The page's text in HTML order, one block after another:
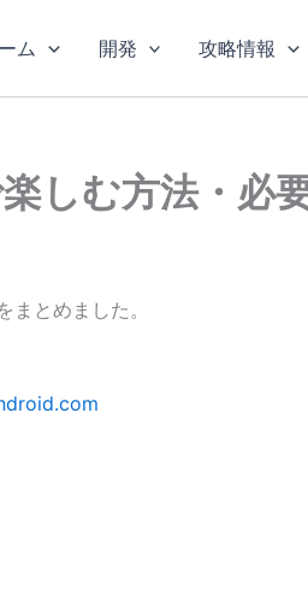
ム 開発 攻略情報
しむ方法・必
とめました。